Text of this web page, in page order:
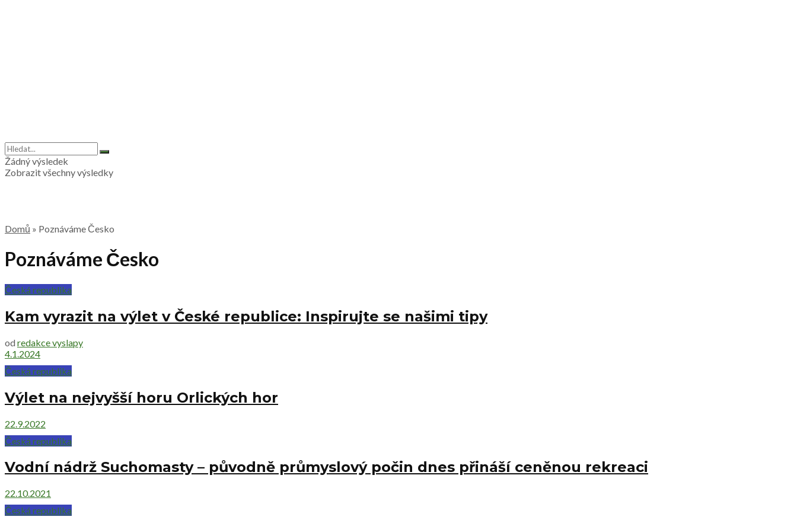
Žádný výsledek
Zobrazit všechny výsledky
Domů » Poznáváme Česko
Poznáváme Česko
Česká republika
Kam vyrazit na výlet v České republice: Inspirujte se našimi tipy
od redakce vyslapy
4.1.2024
Česká republika
Výlet na nejvyšší horu Orlických hor
22.9.2022
Česká republika
Vodní nádrž Suchomasty – původně průmyslový počin dnes přináší ceněnou rekreaci
22.10.2021
Česká republika